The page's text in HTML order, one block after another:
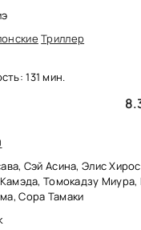
Триллер
131 мин.
Сэй Асина, Элис
Томокадзу
Сора Тамаки